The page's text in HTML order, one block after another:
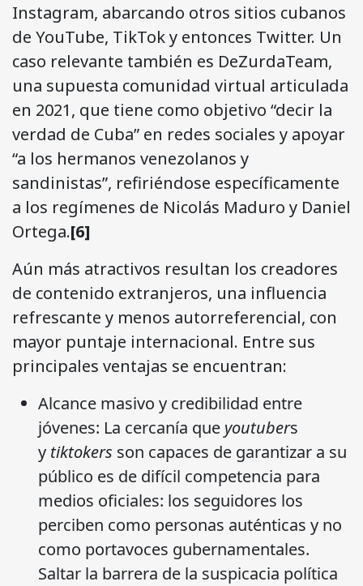
Instagram, abarcando otros sitios cubanos
de YouTube, TikTok y entonces Twitter. Un
caso relevante también es DeZurdaTeam,
una supuesta comunidad virtual articulada
en 2021, que tiene como objetivo “decir la
verdad de Cuba” en redes sociales y apoyar
“a los hermanos venezolanos y
sandinistas”, refiriéndose específicamente
a los regímenes de Nicolás Maduro y Daniel
Ortega.[6]
Aún más atractivos resultan los creadores
de contenido extranjeros, una influencia
refrescante y menos autorreferencial, con
mayor puntaje internacional. Entre sus
principales ventajas se encuentran:
Alcance masivo y credibilidad entre
jóvenes: La cercanía que youtubers
y tiktokers son capaces de garantizar a su
público es de difícil competencia para
medios oficiales: los seguidores los
perciben como personas auténticas y no
como portavoces gubernamentales.
Saltar la barrera de la suspicacia política